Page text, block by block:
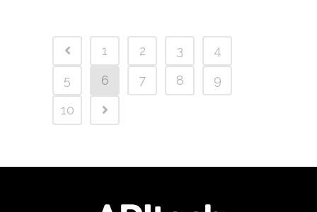
1 2 3
4
5
6 7 8
9
10